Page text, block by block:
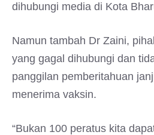
dihubungi media di Kota
Namun tambah Dr Zaini,
yang gagal dihubungi dan
panggilan pemberitahuan
menerima vaksin.
“Bukan 100 peratus kita